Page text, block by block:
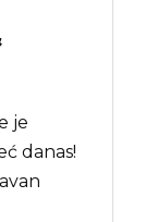
je
danas!